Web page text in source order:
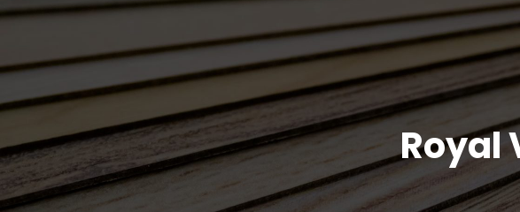
Royal